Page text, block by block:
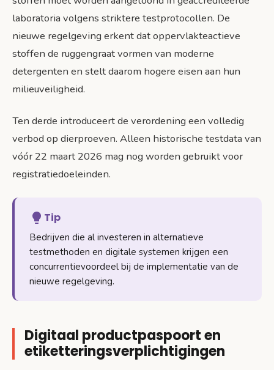
laboratoria volgens striktere testprotocollen. De
nieuwe regelgeving erkent dat oppervlakteactieve
stoffen de ruggengraat vormen van moderne
detergenten en stelt daarom hogere eisen aan hun
milieuveiligheid.
Ten derde introduceert de verordening een volledig
verbod op dierproeven. Alleen historische testdata van
vóór 22 maart 2026 mag nog worden gebruikt voor
registratiedoeleinden.
Tip
Bedrijven die al investeren in alternatieve
testmethoden en digitale systemen krijgen een
concurrentievoordeel bij de implementatie van de
nieuwe regelgeving.
Digitaal productpaspoort en
etiketteringsverplichtigingen